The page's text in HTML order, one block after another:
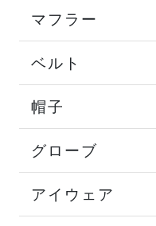
マフラー
ベルト
帽子
グローブ
アイウェア